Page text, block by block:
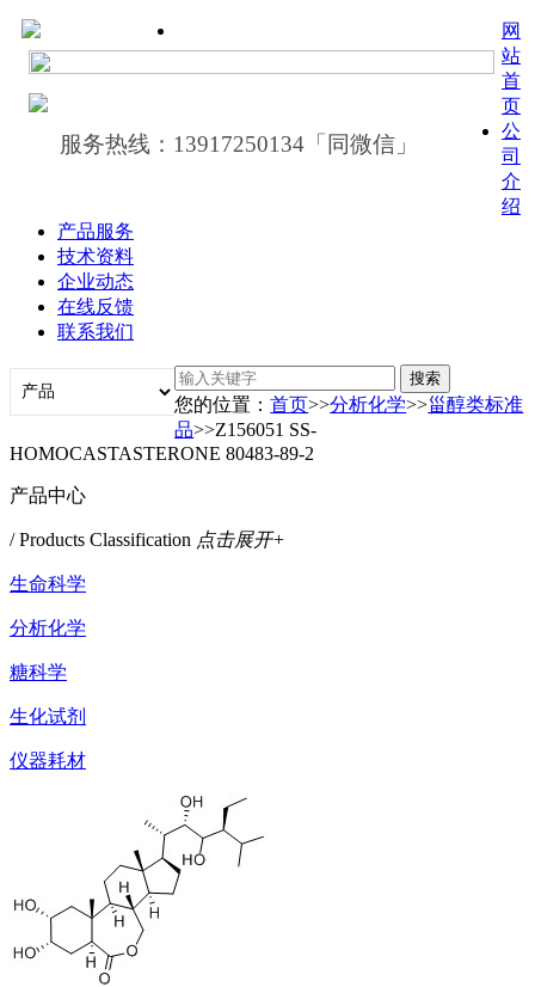
服务热线：13917250134「同微信」
网
站
首
页
公
司
介
绍
产品服务
技术资料
企业动态
在线反馈
联系我们
您的位置：首页>>分析化学>>甾醇类标准
品>>Z156051 SS-
HOMOCASTASTERONE 80483-89-2
产品中心
/ Products Classification 点击展开+
生命科学
分析化学
糖科学
生化试剂
仪器耗材